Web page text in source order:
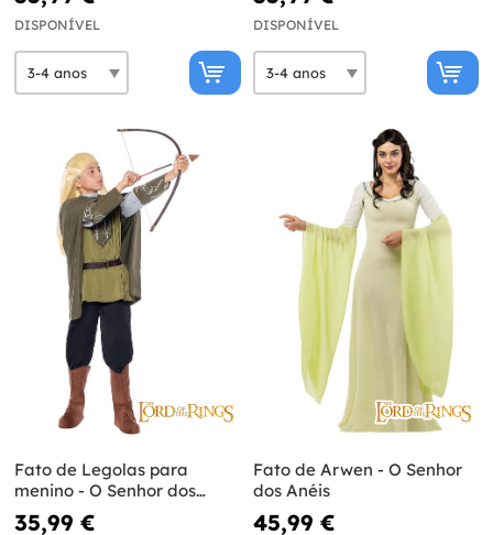
DISPONÍVEL DISPONÍVEL
Fato de Legolas para
menino - O Senhor dos
Anéis
35,99 €
Fato de Arwen - O Senhor
dos Anéis
45,99 €